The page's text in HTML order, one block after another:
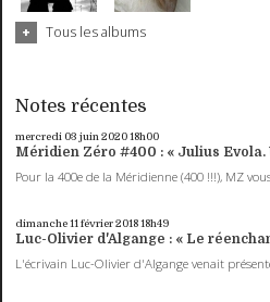
Tous les albums
Notes récentes
mercredi 03 juin 202018h00
Méridien Zéro #400 : « Julius Evola.
Pour la 400e de la Méridienne (400 !!!), MZ
dimanche 11 février 201818h49
Luc-Olivier d'Algange : « Le
L'écrivain Luc-Olivier d'Algange venait